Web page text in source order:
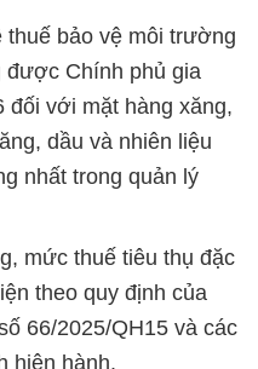
thuế bảo vệ môi trường
được Chính phủ gia
đối với mặt hàng xăng,
dầu và nhiên liệu
nhất trong quản lý
mức thuế tiêu thụ đặc
theo quy định của
66/2025/QH15 và các
hiện hành.